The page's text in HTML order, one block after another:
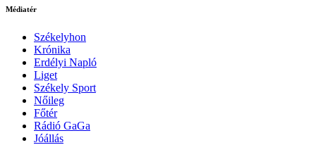
Médiatér
Székelyhon
Krónika
Erdélyi Napló
Liget
Székely Sport
Nőileg
Főtér
Rádió GaGa
Jóállás